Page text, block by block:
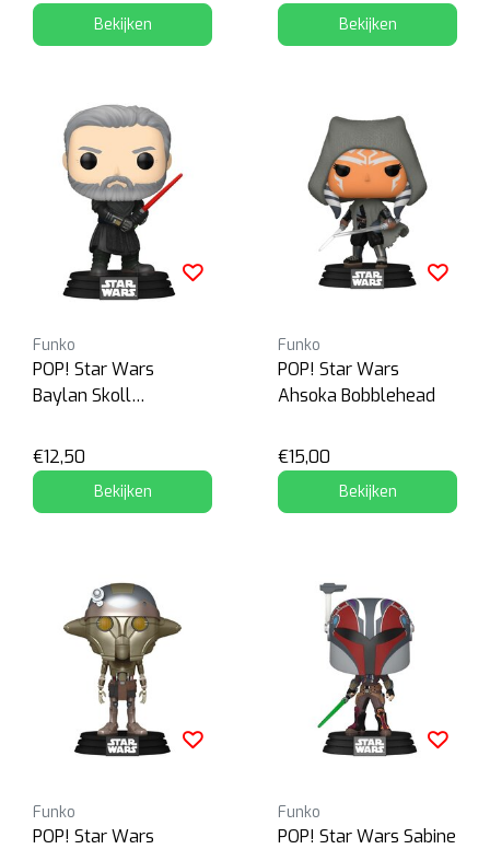
Bekijken Bekijken
Funko
POP! Star Wars
Baylan Skoll
€12,50
Bekijken
Funko
POP! Star Wars
Ahsoka Bobblehead
€15,00
Bekijken
Funko
POP! Star Wars
Funko
POP! Star Wars Sabine